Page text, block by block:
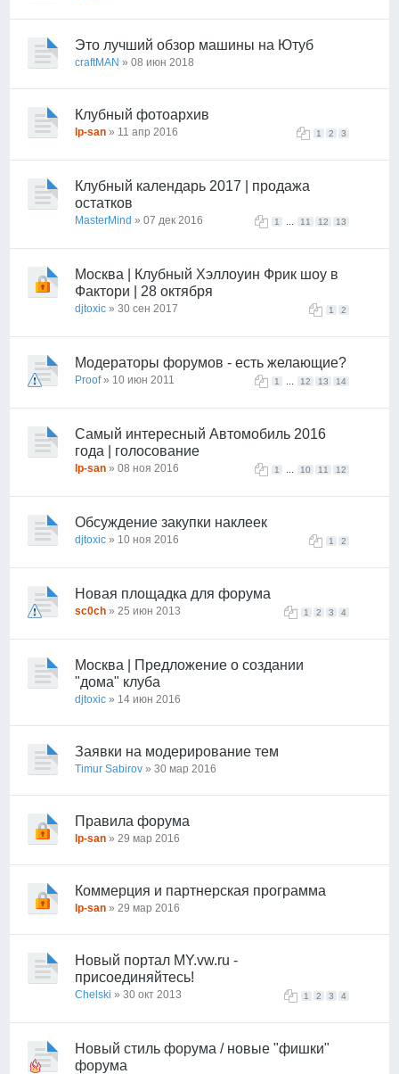
Это лучший обзор машины на Ютуб
craftMAN » 08 июн 2018
Клубный фотоархив
1 2 3
lp-san » 11 апр 2016
Клубный календарь 2017 | продажа
остатков
1 11 12 13
MasterMind » 07 дек 2016
Москва | Клубный Хэллоуин Фрик шоу в
Фактори | 28 октября
1 2
djtoxic » 30 сен 2017
Модераторы форумов - есть желающие?
1 12 13 14
Proof» 10 июн 2011
Самый интересный Автомобиль 2016
года | голосование
1 10 11 12
lp-san » 08 ноя 2016
Обсуждение закупки наклеек
1 2
djtoxic » 10 ноя 2016
Новая площадка для форума
1 2 3 4
sc0ch » 25 июн 2013
Москва | Предложение о создании
"дома" клуба
djtoxic » 14 июн 2016
Заявки на модерирование тем
Timur Sabirov » 30 мар 2016
Правила форума
lp-san » 29 мар 2016
Коммерция и партнерская программа
lp-san » 29 мар 2016
Новый портал MY.vw.ru -
присоединяйтесь!
1 2 3 4
Chelski » 30 окт 2013
Новый стиль форума / новые "фишки"
форума